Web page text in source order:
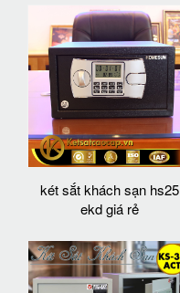
két sắt khách sạn hs25
ekd giá rẻ